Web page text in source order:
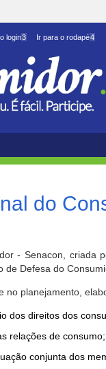
login3 Ir para o rodapé4
do
- Senacon,
Defesa do
no planejamento,
dos direitos dos
relações de
conjunta dos